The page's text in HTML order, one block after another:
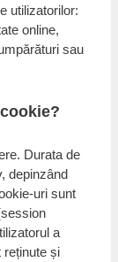
utilizatorilor:
online,
sau
Durata de
depinzând
uri sunt
a
reținute și